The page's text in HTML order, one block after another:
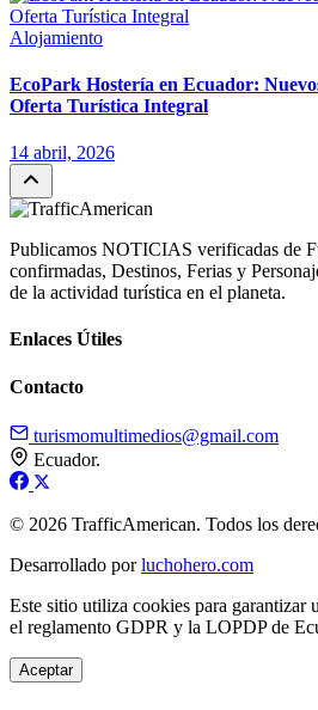
Alojamiento
EcoPark Hostería en Ecuador:
Oferta Turística Integral
14 abril, 2026
Publicamos NOTICIAS verificadas de
confirmadas, Destinos, Ferias y
de la actividad turística en el planeta.
Enlaces Útiles
Contacto
turismomultimedios@gmail.com
Ecuador.
© 2026 TrafficAmerican. Todos los
Desarrollado porluchohero.com
Este sitio utiliza cookies para garantizar
el reglamento GDPR y la LOPDP de
Aceptar